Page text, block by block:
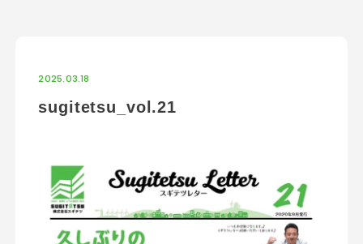
2025.03.18
sugitetsu_vol.21